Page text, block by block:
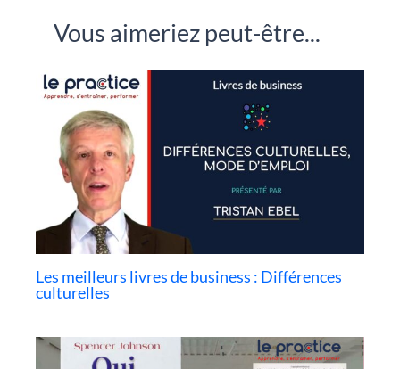
Vous aimeriez peut-être...
Les meilleurs livres de business : Différences
culturelles